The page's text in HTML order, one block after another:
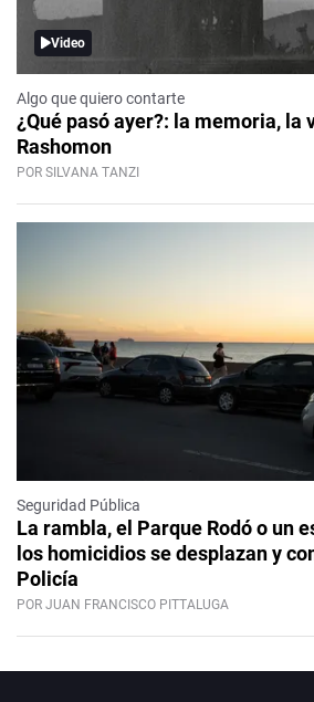
Video
Algo que quiero contarte
¿Qué pasó ayer?: la memoria, la
Rashomon
POR SILVANA TANZI
Seguridad Pública
La rambla, el Parque Rodó o un
los homicidios se desplazan y
Policía
POR JUAN FRANCISCO PITTALUGA